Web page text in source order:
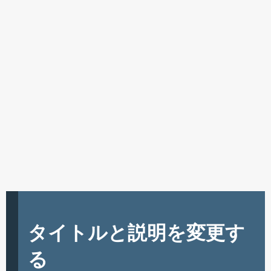
タイトルと説明を変更す
る